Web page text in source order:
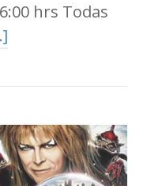
hrs Todas